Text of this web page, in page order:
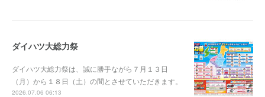
ダイハツ大総力祭
ダイハツ大総力祭は、誠に勝手ながら７月１３日
（月）から１８日（土）の間とさせていただきます。
2026.07.06 06:13